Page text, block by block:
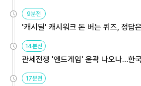
9분전
'캐시딜' 캐시워크 돈 버는 퀴즈, 정답
14분전
관세전쟁 '엔드게임' 윤곽 나오나…한
용해야
17분전